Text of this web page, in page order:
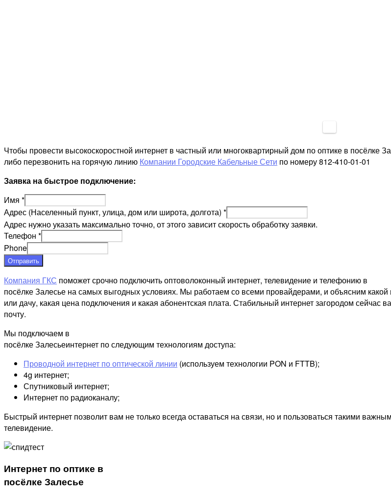
Чтобы провести высокоскоростной интернет в частный или многоквартирный дом по оптике в посёлке
либо перезвонить на горячую линию Компании Городские Кабельные Сети по номеру 812-410-01-01
Заявка на быстрое подключение:
Имя *
Адрес (Населенный пункт, улица, дом или широта, долгота) *
Адрес нужно указать максимально точно, от этого зависит скорость обработку заявки.
Телефон *
Phone
Отправить
Компания ГКС поможет срочно подключить оптоволоконный интернет, телевидение и телефонию в
посёлке Залесье на самых выгодных условиях. Мы работаем со всеми провайдерами, и объясним
или дачу, какая цена подключения и какая абонентская плата. Стабильный интернет загородом сейчас
почту.
Мы подключаем в
посёлке Залесьеинтернет по следующим технологиям доступа:
Проводной интернет по оптической линии (используем технологии PON и FTTB);
4g интернет;
Спутниковый интернет;
Интернет по радиоканалу;
Быстрый интернет позволит вам не только всегда оставаться на связи, но и пользоваться такими
телевидение.
Интернет по оптике в
посёлке Залесье